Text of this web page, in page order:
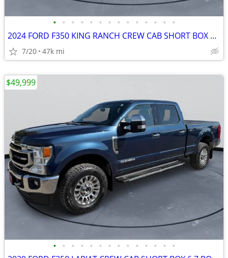
• • • • • • • • • • • • • •
2024 FORD F350 KING RANCH CREW CAB SHORT BOX 6.7 POWERSTROKE #524041
7/20 47k mi
• • • • • • • • • • • • • •
$49,999